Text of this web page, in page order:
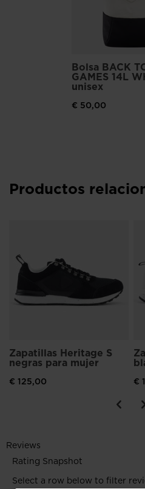
con un 30 % de goma sintética
Bolsa BACK
GAMES 14L
unisex
€ 50,00
Productos
Zapatillas Heritage S
negras para mujer
€ 125,00 €